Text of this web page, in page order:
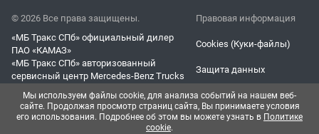
© 2026 Все права защищены.
Правовая информация
«МБ Тракс СПб» официальный дилер
ПАО «КАМАЗ»
Cookies (Куки-файлы)
«МБ Тракс СПб» авторизованный
сервисный центр Mercedes-Benz Trucks
Защита данных
Согласие на обработку
персональных данных
Мы используем файлы cookie, для анализа событий на нашем веб-
сайте. Продолжая просмотр страниц сайта, Вы принимаете условия
его использования. Подробнее об этом вы можете узнать в Политике
cookie.